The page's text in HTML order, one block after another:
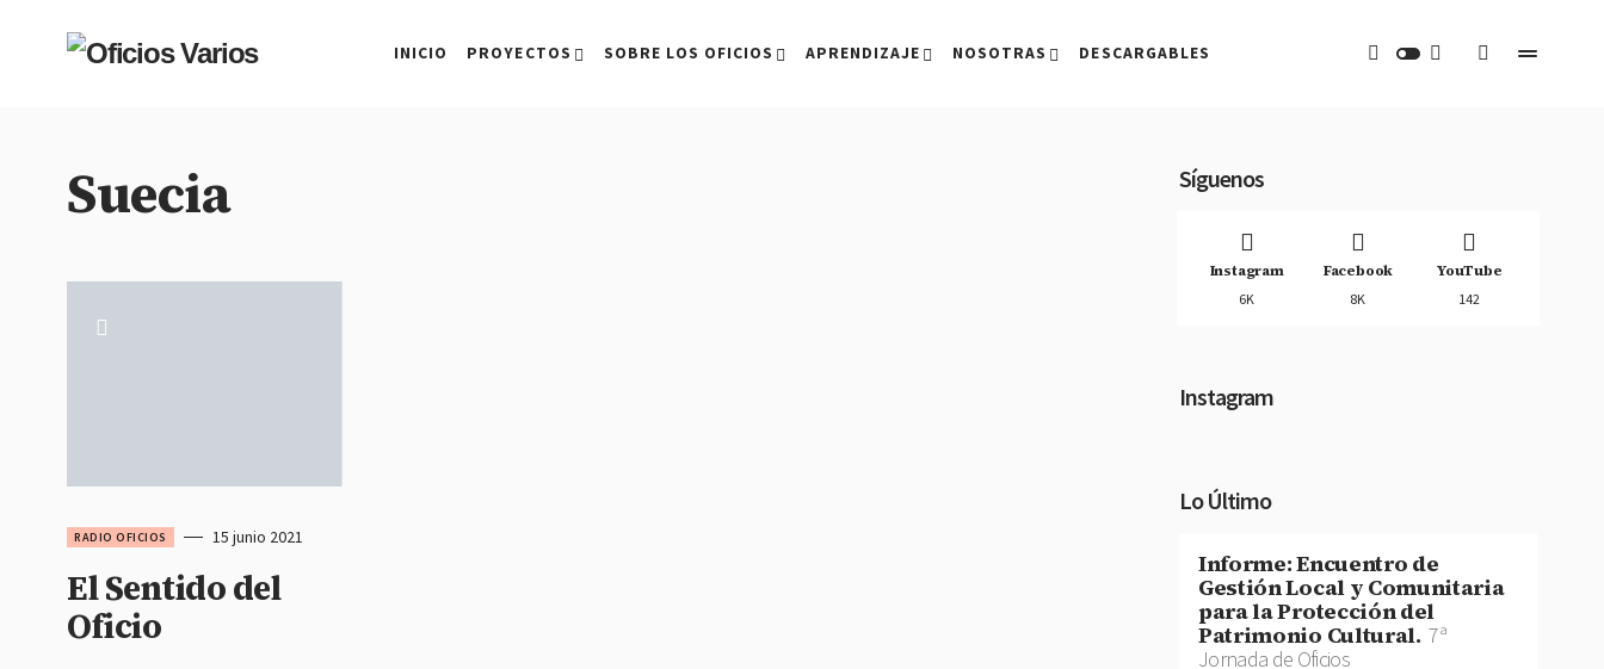
INICIO PROYECTOS SOBRE LOS OFICIOS APRENDIZAJE NOSOTRAS DESCARGABLES
Suecia
RADIO OFICIOS 15 junio 2021
El Sentido del
Oficio
Síguenos
Instagram
6K
Facebook
8K
YouTube
142
Instagram
Lo Último
Informe: Encuentro de
Gestión Local y Comunitaria
para la Protección del
Patrimonio Cultural. 7ª
Jornada de Oficios